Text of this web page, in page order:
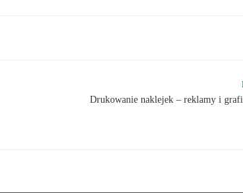
Drukowanie naklejek – reklamy i